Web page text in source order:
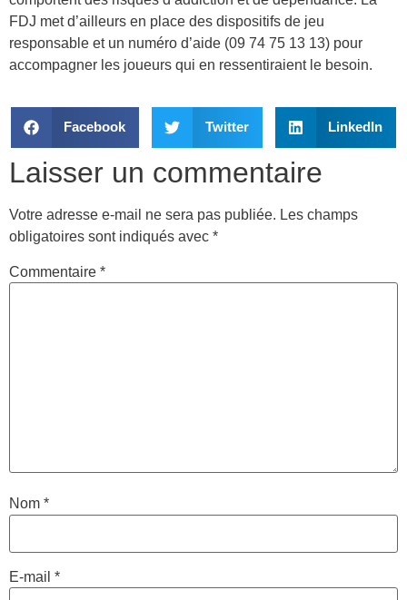
FDJ met d’ailleurs en place des dispositifs de jeu
responsable et un numéro d’aide (09 74 75 13 13) pour
accompagner les joueurs qui en ressentiraient le besoin.
Facebook Twitter LinkedIn
Laisser un commentaire
Votre adresse e-mail ne sera pas publiée. Les champs
obligatoires sont indiqués avec *
Commentaire *
Nom *
E-mail *